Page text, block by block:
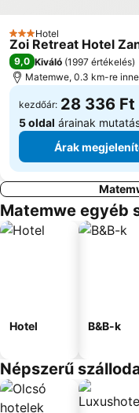
3 Kategória
Hotel
Zoi Retreat Hotel
9,0 Kiváló (1997 értékelés)
Matemwe, 0.3 km-re
kezdőár: 28 336 Ft
5 oldal árainak
Árak
Matemwe egyéb
Hotel B&B-k
Népszerű